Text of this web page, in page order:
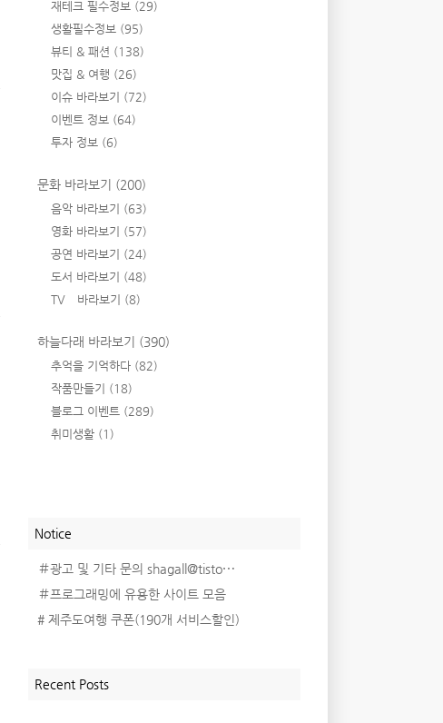
재테크 필수정보 (29)
생활필수정보 (95)
뷰티 & 패션 (138)
맛집 & 여행 (26)
이슈 바라보기 (72)
이벤트 정보 (64)
투자 정보 (6)
문화 바라보기 (200)
음악 바라보기 (63)
영화 바라보기 (57)
공연 바라보기 (24)
도서 바라보기 (48)
TV 바라보기 (8)
하늘다래 바라보기 (390)
추억을 기억하다 (82)
작품만들기 (18)
블로그 이벤트 (289)
취미생활 (1)
Notice
＃광고 및 기타 문의 shagall@tisto⋯
＃프로그래밍에 유용한 사이트 모음
# 제주도여행 쿠폰(190개 서비스할인)
Recent Posts